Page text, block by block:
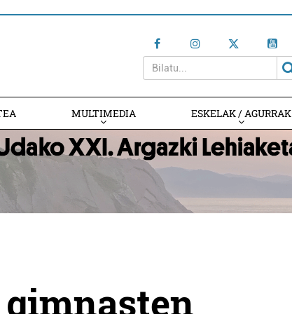
MULTIMEDIA ESKELAK / AGURRAK